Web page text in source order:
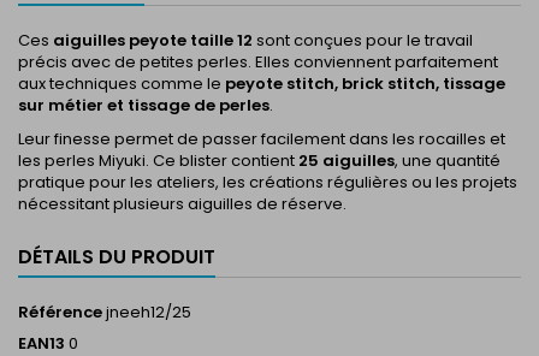
Ces aiguilles peyote taille 12 sont conçues pour le travail
précis avec de petites perles. Elles conviennent parfaitement
aux techniques comme le peyote stitch, brick stitch, tissage
sur métier et tissage de perles.
Leur finesse permet de passer facilement dans les rocailles et
les perles Miyuki. Ce blister contient 25 aiguilles, une quantité
pratique pour les ateliers, les créations régulières ou les projets
nécessitant plusieurs aiguilles de réserve.
DÉTAILS DU PRODUIT
Référencejneeh12/25
EAN13 0